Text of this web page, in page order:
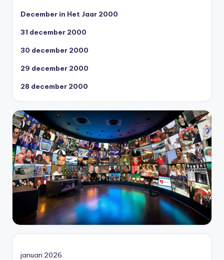
December in Het Jaar 2000
31 december 2000
30 december 2000
29 december 2000
28 december 2000
januari 2026